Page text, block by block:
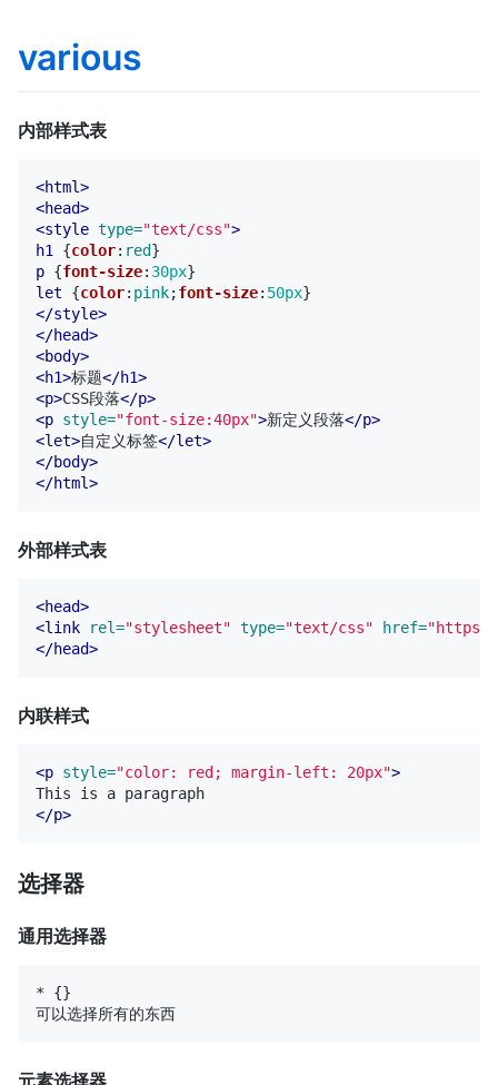
various
内部样式表
<html>
<head>
<style type="text/css">
h1
{color: red}
p {font-size: 30px}
let
{color: pink;font-size: 50px}
</style>
</head>
<body>
<h1>标题</h1>
<p>CSS段落</p>
<p style="font-size:40px">新定义段落</p>
<let>自定义标签</let>
</body>
</html>
外部样式表
<head>
<link
rel="stylesheet" type="text/css" href=
</head>
内联样式
<p style="color: red; margin-left: 20px">
</p>
选择器
通用选择器
* {}
元素选择器